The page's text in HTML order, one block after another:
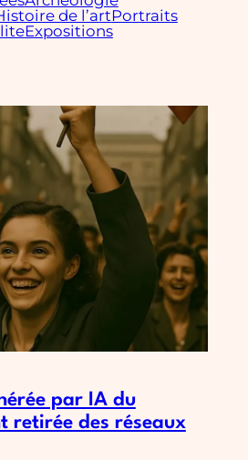
de l’artPortraits
Expositions
par IA du
retirée des réseaux